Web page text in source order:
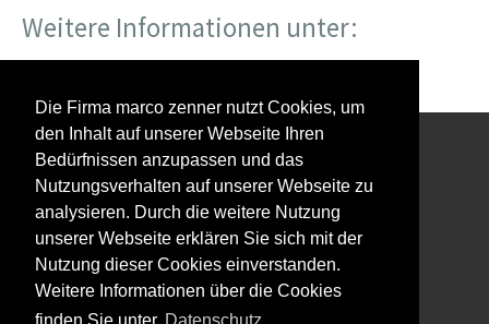
Die Firma marco zenner nutzt Cookies, um
den Inhalt auf unserer Webseite Ihren
Bedürfnissen anzupassen und das
Nutzungsverhalten auf unserer Webseite zu
analysieren. Durch die weitere Nutzung
unserer Webseite erklären Sie sich mit der
Nutzung dieser Cookies einverstanden.
Weitere Informationen über die Cookies
Weitere Informationen unter:
Interessiert an unserem Newsletter?
Impressum